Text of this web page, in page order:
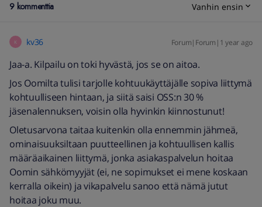
9 kommenttia Vanhin ensin
K kv36 Forum|Forum|1 year ago
Jaa-a. Kilpailu on toki hyvästä, jos se on aitoa.
Jos Oomilta tulisi tarjolle kohtuukäyttäjälle sopiva liittymä
kohtuulliseen hintaan, ja siitä saisi OSS:n 30 %
jäsenalennuksen, voisin olla hyvinkin kiinnostunut!
Oletusarvona taitaa kuitenkin olla ennemmin jähmeä,
ominaisuuksiltaan puutteellinen ja kohtuullisen kallis
määräaikainen liittymä, jonka asiakaspalvelun hoitaa
Oomin sähkömyyjät (ei, ne sopimukset ei mene koskaan
kerralla oikein) ja vikapalvelu sanoo että nämä jutut
hoitaa joku muu.